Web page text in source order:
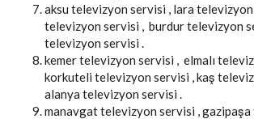
aksu televizyon servisi , lara televizyon
televizyon servisi , burdur televizyon
televizyon servisi .
kemer televizyon servisi , elmalı
korkuteli televizyon servisi , kaş
alanya televizyon servisi .
manavgat televizyon servisi ,